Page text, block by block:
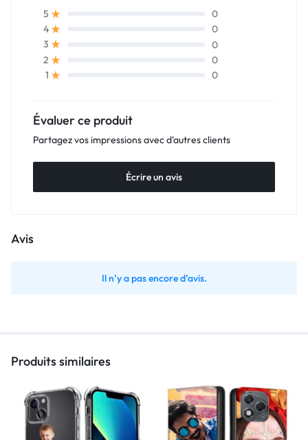
5
0
4
0
3
0
2
0
1
0
Évaluer ce produit
Partagez vos impressions avec d'autres clients
Écrire un avis
Avis
Il n’y a pas encore d’avis.
Produits similaires